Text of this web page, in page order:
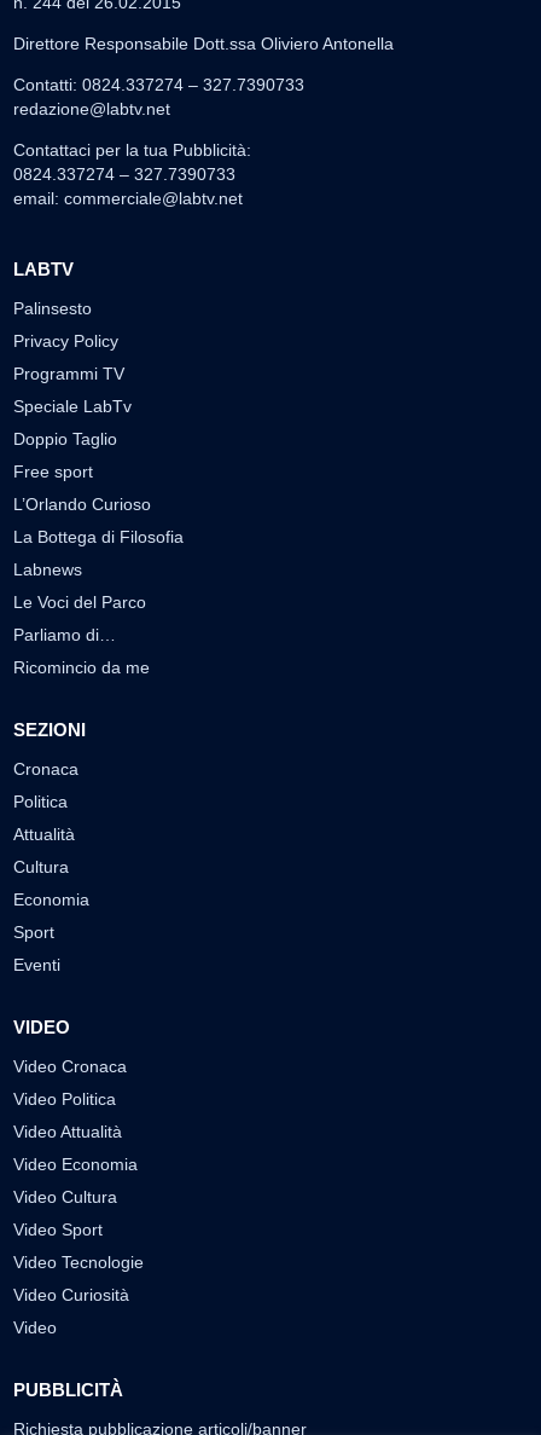
Direttore Responsabile Dott.ssa Oliviero Antonella
Contatti: 0824.337274 – 327.7390733
redazione@labtv.net
Contattaci per la tua Pubblicità:
0824.337274 – 327.7390733
email: commerciale@labtv.net
LABTV
Palinsesto
Privacy Policy
Programmi TV
Speciale LabTv
Doppio Taglio
Free sport
L’Orlando Curioso
La Bottega di Filosofia
Labnews
Le Voci del Parco
Parliamo di…
Ricomincio da me
SEZIONI
Cronaca
Politica
Attualità
Cultura
Economia
Sport
Eventi
VIDEO
Video Cronaca
Video Politica
Video Attualità
Video Economia
Video Cultura
Video Sport
Video Tecnologie
Video Curiosità
Video
PUBBLICITÀ
Richiesta pubblicazione articoli/banner